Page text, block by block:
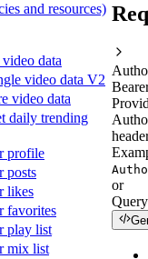
and resources)
data
video data V2
video data
daily trending
profile
posts
likes
favorites
play list
mix list
or